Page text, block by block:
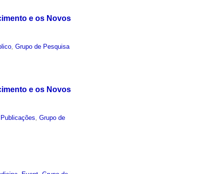
e os Novos
,Grupo de Pesquisa
e os Novos
Publicações,Grupo de